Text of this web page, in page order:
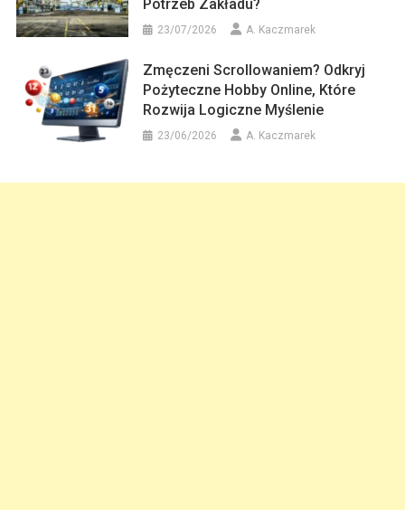
Potrzeb Zakładu?
23/07/2026 A. Kaczmarek
Zmęczeni Scrollowaniem? Odkryj
Pożyteczne Hobby Online, Które
Rozwija Logiczne Myślenie
23/06/2026 A. Kaczmarek